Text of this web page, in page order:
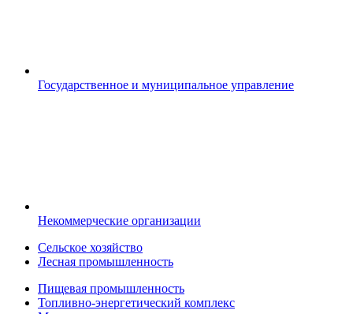
Государственное и муниципальное управление
Некоммерческие организации
Сельское хозяйство
Лесная промышленность
Пищевая промышленность
Топливно-энергетический комплекс